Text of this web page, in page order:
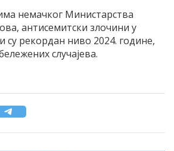
немачког Министарства
антисемитски злочини у
су рекордан ниво 2024. године,
случајева.